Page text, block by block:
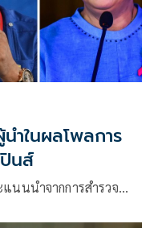
ำในผลโพลการ
นส์
นนนำจากการสำรวจ…